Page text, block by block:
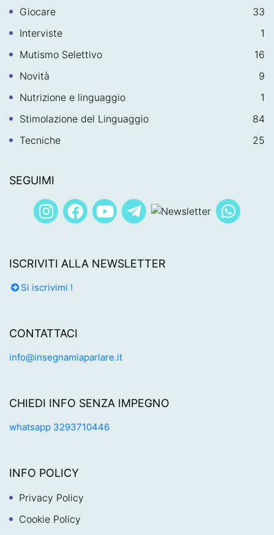
Giocare
33
Interviste
1
Mutismo Selettivo
16
Novità
9
Nutrizione e linguaggio
1
Stimolazione del Linguaggio
84
Tecniche
25
SEGUIMI
ISCRIVITI ALLA NEWSLETTER
Si iscrivimi !
CONTATTACI
info@insegnamiaparlare.it
CHIEDI INFO SENZA IMPEGNO
whatsapp 3293710446
INFO POLICY
Privacy Policy
Cookie Policy